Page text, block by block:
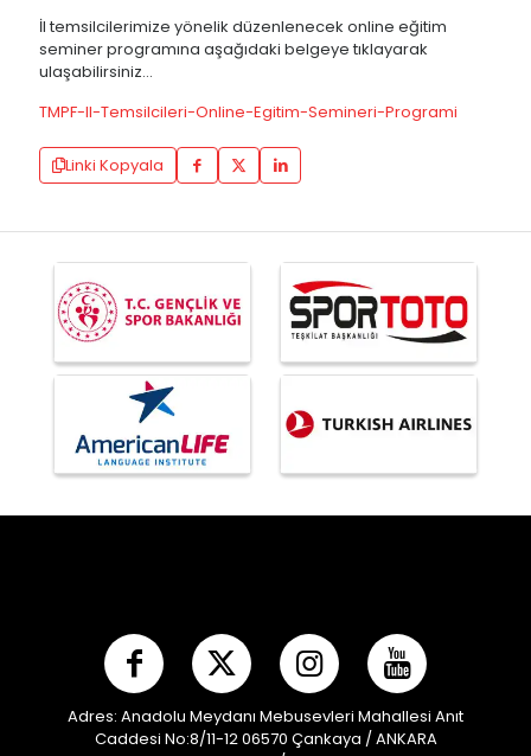
İl temsilcilerimize yönelik düzenlenecek online eğitim
seminer programına aşağıdaki belgeye tıklayarak
ulaşabilirsiniz…
TMPF-Il-Temsilcileri-Online-Egitim-Semineri-Programi
Linki Kopyala
Adres: Anadolu Meydanı Mebusevleri Mahallesi Anıt
Caddesi No:8/11-12 06570 Çankaya / ANKARA